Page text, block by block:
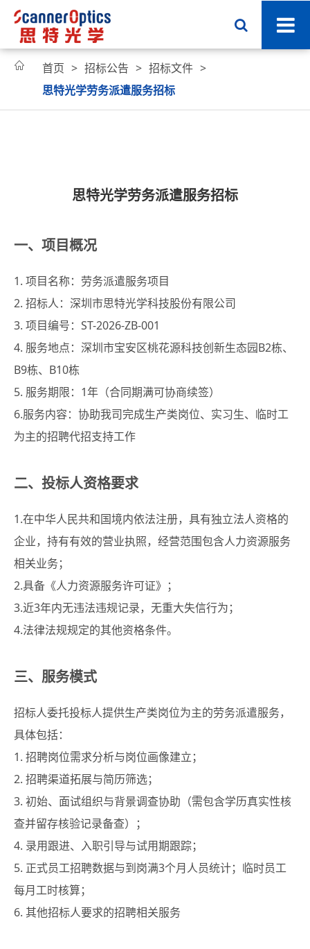
 首页 招标公告
招标文件
思特光学劳务派遣服务招标
思特光学劳务派遣服务招标
一、项目概况
1. 项目名称：劳务派遣服务项目
2. 招标人：深圳市思特光学科技股份有限公司
3. 项目编号：ST-2026-ZB-001
4. 服务地点：深圳市宝安区桃花源科技创新生态园B2栋、
B9栋、B10栋
5. 服务期限：1年（合同期满可协商续签）
6.服务内容：协助我司完成生产类岗位、实习生、临时工
为主的招聘代招支持工作
二、投标人资格要求
1.在中华人民共和国境内依法注册，具有独立法人资格的
企业，持有有效的营业执照，经营范围包含人力资源服务
相关业务；
2.具备《人力资源服务许可证》；
3.近3年内无违法违规记录，无重大失信行为；
4.法律法规规定的其他资格条件。
三、服务模式
招标人委托投标人提供生产类岗位为主的劳务派遣服务，
具体包括：
1. 招聘岗位需求分析与岗位画像建立；
2. 招聘渠道拓展与简历筛选；
3. 初始、面试组织与背景调查协助（需包含学历真实性核
查并留存核验记录备查）；
4. 录用跟进、入职引导与试用期跟踪；
5. 正式员工招聘数据与到岗满3个月人员统计；临时员工
每月工时核算；
6. 其他招标人要求的招聘相关服务